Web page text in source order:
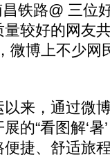
铁路@ 三位
较好的网友
微博上不少网
来，通过微
“看图解‘暑’
捷、舒适旅